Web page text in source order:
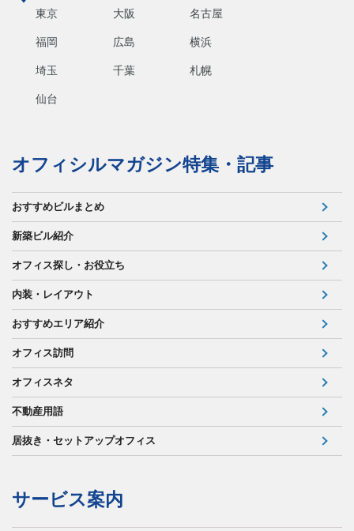
東京 大阪 名古屋
福岡 広島 横浜
埼玉 千葉 札幌
仙台
オフィシルマガジン特集・記事
おすすめビルまとめ
新築ビル紹介
オフィス探し・お役立ち
内装・レイアウト
おすすめエリア紹介
オフィス訪問
オフィスネタ
不動産用語
居抜き・セットアップオフィス
サービス案内